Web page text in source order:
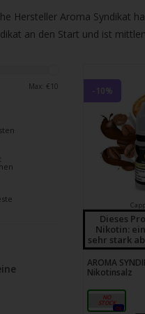
Hersteller Aroma Syndikat
an den Start und ist
Max: € 10 -10%
Dieses
Nikotin:
sehr stark
AROMA
Nikotinsalz
20mg
0x